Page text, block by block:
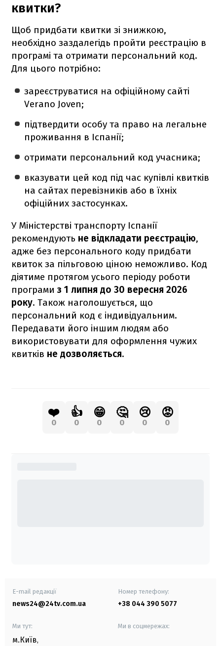
квитки?
Щоб придбати квитки зі знижкою,
необхідно заздалегідь пройти реєстрацію в
програмі та отримати персональний код.
Для цього потрібно:
зареєструватися на офіційному сайті
Verano Joven;
підтвердити особу та право на легальне
проживання в Іспанії;
отримати персональний код учасника;
вказувати цей код під час купівлі квитків
на сайтах перевізників або в їхніх
офіційних застосунках.
У Міністерстві транспорту Іспанії
рекомендують не відкладати реєстрацію,
адже без персонального коду придбати
квиток за пільговою ціною неможливо. Код
діятиме протягом усього періоду роботи
програмиз 1 липня до 30 вересня 2026
року. Також наголошується, що
персональний код є індивідуальним.
Передавати його іншим людям або
використовувати для оформлення чужих
квитків не дозволяється.
❤️
0
👍
0
😁
0
🤔
0
😢
0
😡
0
E-mail редакції
news24@24tv.com.ua
Номер телефону:
+38 044 390 5077
Ми тут:
м.Київ,
Ми в соцмережах: